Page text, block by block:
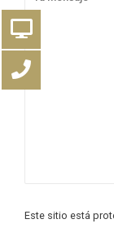
Este sitio está